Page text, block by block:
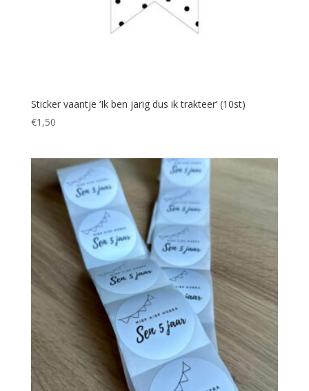
Sticker vaantje ‘Ik ben jarig dus ik trakteer’ (10st)
€1,50